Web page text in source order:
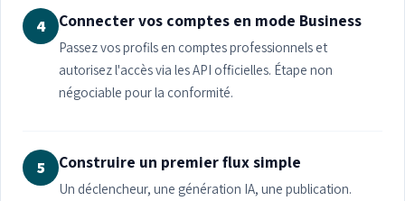
4 Connecter vos comptes en mode Business
Passez vos profils en comptes professionnels et
autorisez l'accès via les API officielles. Étape non
négociable pour la conformité.
5 Construire un premier flux simple
Un déclencheur, une génération IA, une publication.